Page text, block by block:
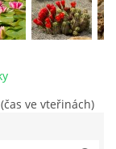
4. 11. 2025
(čas ve vteřinách)